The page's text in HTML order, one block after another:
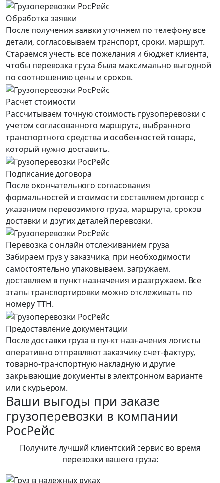
Обработка заявки
После получения заявки уточняем по телефону все
детали, согласовываем транспорт, сроки, маршрут.
Стараемся учесть все пожелания и бюджет клиента,
чтобы перевозка груза была максимально выгодной
по соотношению цены и сроков.
Расчет стоимости
Рассчитываем точную стоимость грузоперевозки с
учетом согласованного маршрута, выбранного
транспортного средства и особенностей товара,
который нужно доставить.
Подписание договора
После окончательного согласования
формальностей и стоимости составляем договор с
указанием перевозимого груза, маршрута, сроков
доставки и других деталей перевозки.
Перевозка с онлайн отслеживанием груза
Забираем груз у заказчика, при необходимости
самостоятельно упаковываем, загружаем,
доставляем в пункт назначения и разгружаем. Все
этапы транспортировки можно отслеживать по
номеру ТТН.
Предоставление документации
После доставки груза в пункт назначения логисты
оперативно отправляют заказчику счет-фактуру,
товарно-транспортную накладную и другие
закрывающие документы в электронном варианте
или с курьером.
Ваши выгоды при заказе
грузоперевозки в компании
РосРейс
Получите лучший клиентский сервис во время
перевозки вашего груза: